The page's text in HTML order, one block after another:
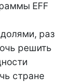
EFF
раз
решить
стране